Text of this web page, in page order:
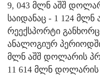
9, 043 მლნ აშშ
საიდანაც - 1 124
რეექსპორტი
ანალოგიურ
მლნ აშშ დოლარის
11 614 მლნ დოლარის